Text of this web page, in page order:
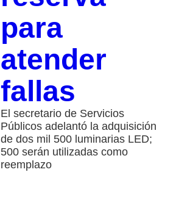
para
atender
fallas
El secretario de Servicios
Públicos adelantó la adquisición
de dos mil 500 luminarias LED;
500 serán utilizadas como
reemplazo